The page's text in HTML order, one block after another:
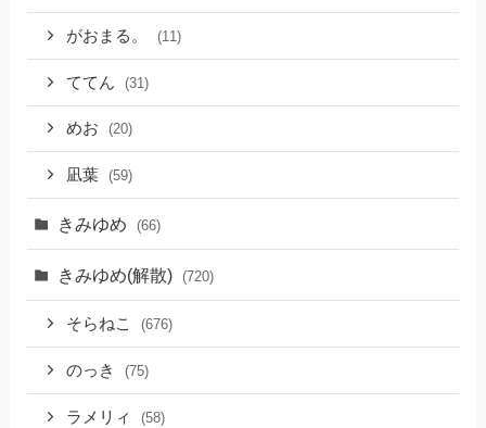
がおまる。 (11)
ててん (31)
めお (20)
凪葉 (59)
きみゆめ (66)
きみゆめ(解散) (720)
そらねこ (676)
のっき (75)
ラメリィ (58)